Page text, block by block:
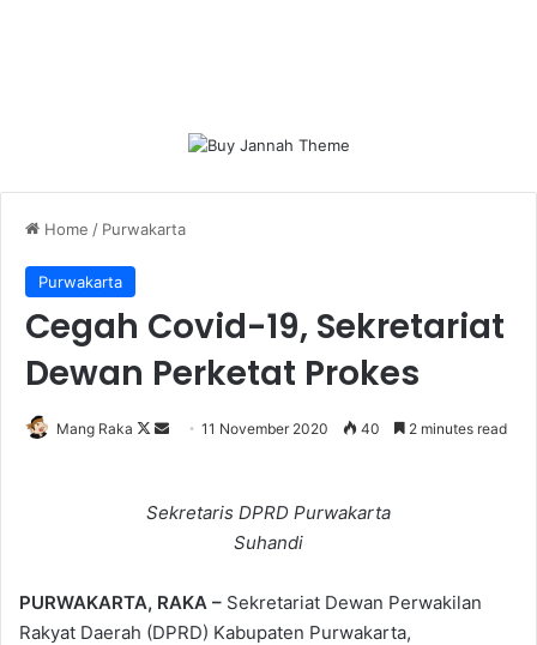
Home / Purwakarta
Purwakarta
Cegah Covid-19, Sekretariat
Dewan Perketat Prokes
Mang Raka
Follow
Send11 November 2020 40 2 minutes read
Sekretaris DPRD Purwakarta
Suhandi
PURWAKARTA, RAKA – Sekretariat Dewan Perwakilan
Rakyat Daerah (DPRD) Kabupaten Purwakarta,